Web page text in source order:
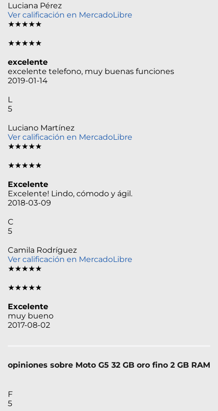
Luciana Pérez
Ver calificación en MercadoLibre
★★★★★
★★★★★
excelente
excelente telefono, muy buenas funciones
2019-01-14
L
5
Luciano Martínez
Ver calificación en MercadoLibre
★★★★★
★★★★★
Excelente
Excelente! Lindo, cómodo y ágil.
2018-03-09
C
5
Camila Rodríguez
Ver calificación en MercadoLibre
★★★★★
★★★★★
Excelente
muy bueno
2017-08-02
opiniones sobre Moto G5 32 GB oro fino 2 GB RAM
F
5